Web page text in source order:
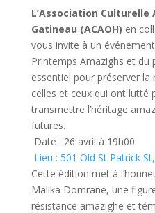
L’Association Culturelle
Gatineau (ACAOH) en
vous invite à un
Printemps Amazighs et
essentiel pour préserver
celles et ceux qui ont lutté
transmettre l’héritage
futures.
Date : 26 avril à 19h00
Lieu : 501 Old St Patrick
Cette édition met à
Malika Domrane, une
résistance amazighe et